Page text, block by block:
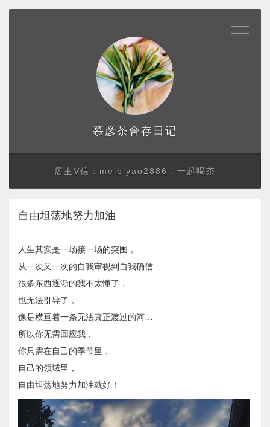
慕彦茶舍存日记
店主V信：meibiyao2886，一起喝茶
自由坦荡地努力加油
人生其实是一场接一场的突围，
从一次又一次的自我审视到自我确信…
很多东西逐渐的我不太懂了，
也无法引导了，
像是横亘着一条无法真正渡过的河…
所以你无需回应我，
你只需在自己的季节里，
自己的领域里，
自由坦荡地努力加油就好！